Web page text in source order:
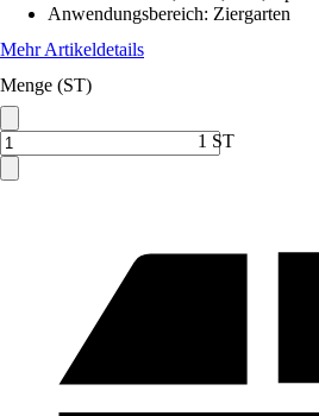
Anwendungsbereich: Ziergarten
Mehr Artikeldetails
Menge (ST)
1 ST